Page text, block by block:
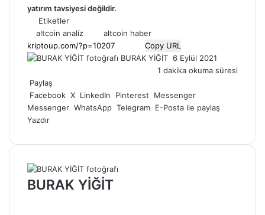
yatırım tavsiyesi değildir.
Etiketler
altcoin analiz
altcoin haber
Copy URL
BURAK YİĞİT Bir
e-
göndermek
6 Eylül 2021
1 dakika okuma süresi
Paylaş
Facebook X LinkedIn Pinterest
Messenger
Messenger WhatsApp Telegram E-Posta ile paylaş
Yazdır
BURAK YİĞİT